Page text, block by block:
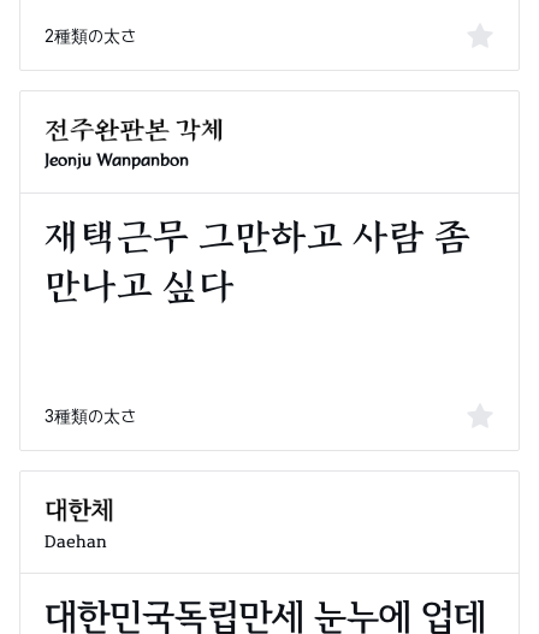
2種類の太さ
Jeonju Wanpanbon
3種類の太さ
Daehan